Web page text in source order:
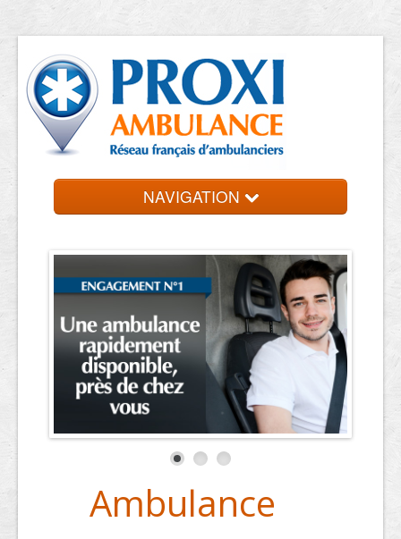
NAVIGATION
Trouvez votre ambulancier
Ambulance